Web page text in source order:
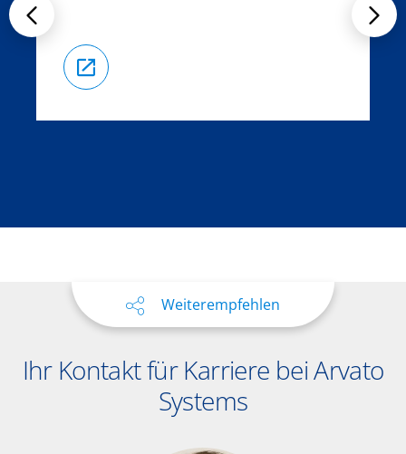
Weiterempfehlen
Ihr Kontakt für Karriere bei Arvato
Systems